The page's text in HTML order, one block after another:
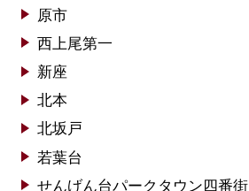
原市
西上尾第一
新座
北本
北坂戸
若葉台
せんげん台パークタウン四番街